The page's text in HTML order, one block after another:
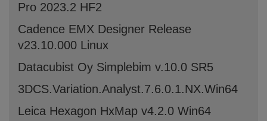
Pro 2023.2 HF2
Cadence EMX Designer Release
v23.10.000 Linux
Datacubist Oy Simplebim v.10.0 SR5
3DCS.Variation.Analyst.7.6.0.1.NX.Win64
Leica Hexagon HxMap v4.2.0 Win64